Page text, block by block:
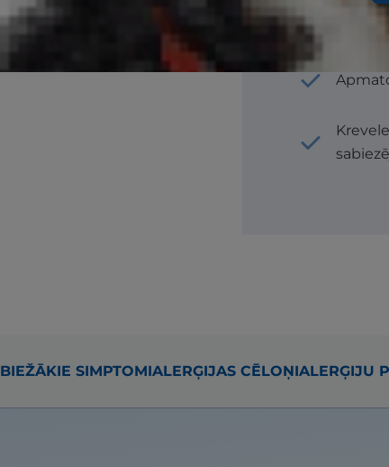
BIEŽĀKIE SIMPTOMIALERĢIJAS CĒLOŅIALERĢIJU